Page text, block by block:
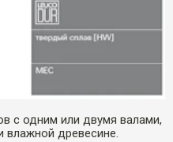
с одним или двумя валами,
влажной древесине.